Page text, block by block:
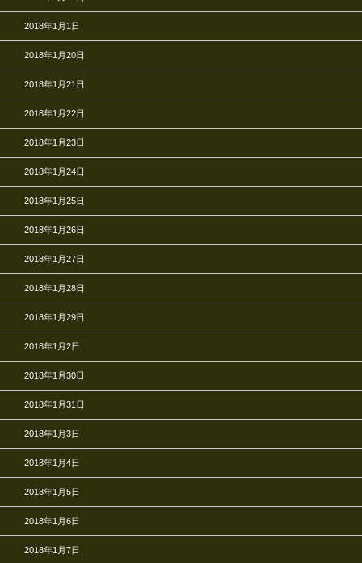
2018年1月1日
2018年1月20日
2018年1月21日
2018年1月22日
2018年1月23日
2018年1月24日
2018年1月25日
2018年1月26日
2018年1月27日
2018年1月28日
2018年1月29日
2018年1月2日
2018年1月30日
2018年1月31日
2018年1月3日
2018年1月4日
2018年1月5日
2018年1月6日
2018年1月7日